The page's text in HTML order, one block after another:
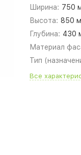
Ширина: 750
Высота: 850
Глубина: 430
Материал
Тип
Все